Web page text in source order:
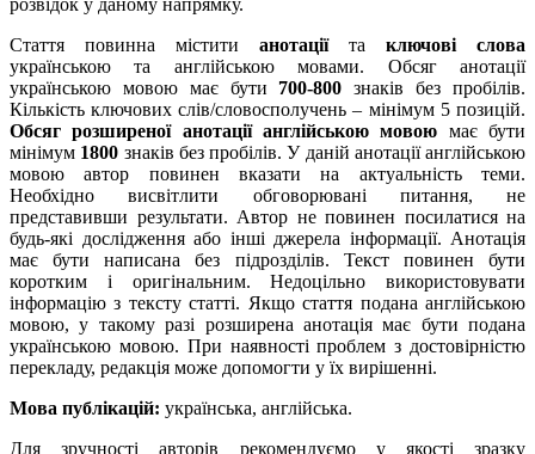
розвідок у даному напрямку.
Стаття повинна містити анотаціїта ключові слова
українською та англійською мовами. Обсяг анотації
українською мовою має бути 700-800 знаків без пробілів.
Кількість ключових слів/словосполучень – мінімум 5 позицій.
Обсяг розширеної анотації англійською мовою має бути
мінімум 1800 знаків без пробілів. У даній анотації англійською
мовою автор повинен вказати на актуальність теми.
Необхідно висвітлити обговорювані питання, не
представивши результати. Автор не повинен посилатися на
будь-які дослідження або інші джерела інформації. Анотація
має бути написана без підрозділів. Текст повинен бути
коротким і оригінальним. Недоцільно використовувати
інформацію з тексту статті. Якщо стаття подана англійською
мовою, у такому разі розширена анотація має бути подана
українською мовою. При наявності проблем з достовірністю
перекладу, редакція може допомогти у їх вирішенні.
Мова публікацій: українська, англійська.
Для зручності авторів рекомендуємо у якості зразку